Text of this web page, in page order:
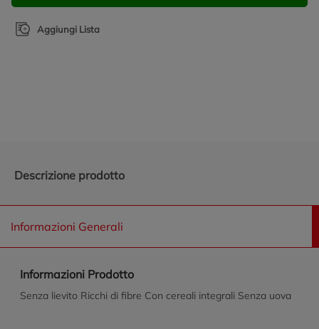
Aggiungi Lista
Descrizione prodotto
Informazioni Generali
Informazioni Prodotto
Senza lievito Ricchi di fibre Con cereali integrali Senza uova